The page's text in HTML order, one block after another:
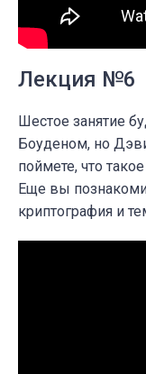
Лекция №6
Шестое занятие
Боуденом, но
поймете, что
Еще вы
криптография и